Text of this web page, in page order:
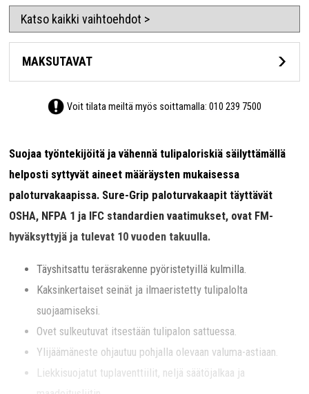
Katso kaikki vaihtoehdot >
MAKSUTAVAT
Voit tilata meiltä myös soittamalla:010 239 7500
Suojaa työntekijöitä ja vähennä tulipaloriskiä säilyttämällä
helposti syttyvät aineet määräysten mukaisessa
paloturvakaapissa. Sure-Grip paloturvakaapit täyttävät
OSHA, NFPA 1 ja IFC standardien vaatimukset, ovat FM-
hyväksyttyjä ja tulevat 10 vuoden takuulla.
Täyshitsattu teräsrakenne pyöristetyillä kulmilla.
Kaksinkertaiset seinät ja ilmaeristetty tulipalolta
suojaamiseksi.
Ovet sulkeutuvat itsestään tulipalon sattuessa.
Ylijäämäneste ohjautuu pohjalla olevaan valuma-astiaan.
Liekkisuojatut tuplaventtiilit, neljä säätöjalkaa ja